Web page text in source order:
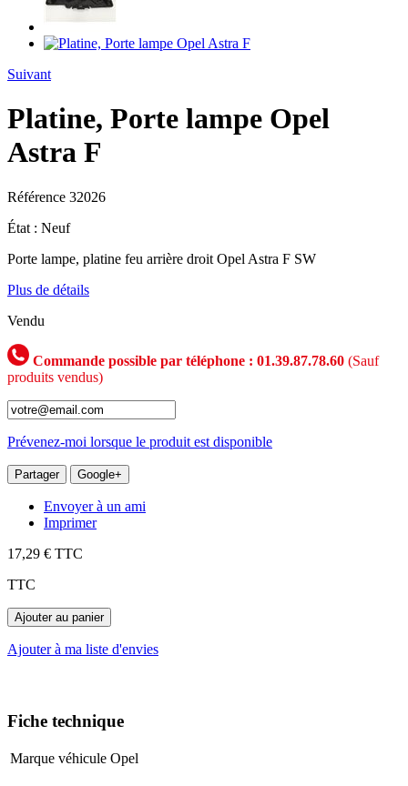
Suivant
Platine, Porte lampe Opel
Astra F
Référence 32026
État : Neuf
Porte lampe, platine feu arrière droit Opel Astra F SW
Plus de détails
Vendu
Commande possible par téléphone : 01.39.87.78.60 (Sauf
produits vendus)
Prévenez-moi lorsque le produit est disponible
Partager Google+
Envoyer à un ami
Imprimer
17,29 € TTC
TTC
Ajouter au panier
Ajouter à ma liste d'envies
Fiche technique
Marque véhicule Opel